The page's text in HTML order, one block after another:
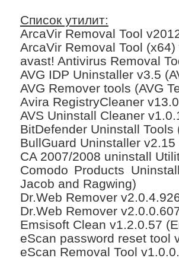
Список утилит:
ArcaVir Removal Tool
ArcaVir Removal Tool
avast! Antivirus Removal
AVG IDP Uninstaller v3.5
AVG Remover tools (AVG
Avira RegistryCleaner
AVS Uninstall Cleaner
BitDefender Uninstall Tools
BullGuard Uninstaller
CA 2007/2008 uninstall
Comodo Products
Jacob and Ragwing)
Dr.Web Remover
Dr.Web Remover
Emsisoft Clean v1.2.0.57
eScan password reset tool
eScan Removal Tool